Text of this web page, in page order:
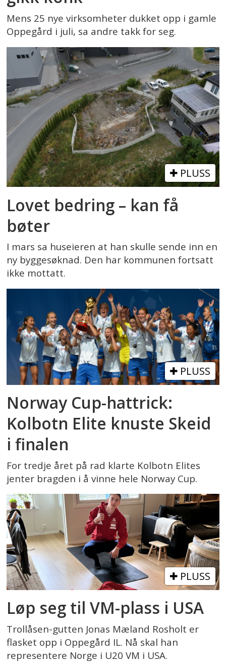
Mens 25 nye virksomheter dukket opp i gamle
Oppegård i juli, sa andre takk for seg.
PLUSS
Lovet bedring – kan få
bøter
I mars sa huseieren at han skulle sende inn en
ny byggesøknad. Den har kommunen fortsatt
ikke mottatt.
PLUSS
Norway Cup-hattrick:
Kolbotn Elite knuste Skeid
i finalen
For tredje året på rad klarte Kolbotn Elites
jenter bragden i å vinne hele Norway Cup.
PLUSS
Løp seg til VM-plass i USA
Trollåsen-gutten Jonas Mæland Rosholt er
flasket opp i Oppegård IL. Nå skal han
representere Norge i U20 VM i USA.